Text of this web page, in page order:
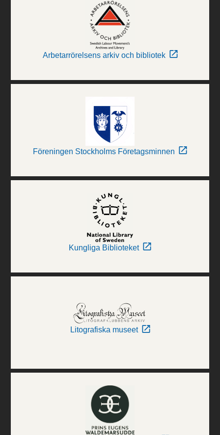
Arbetarrörelsens arkiv och bibliotek
Föreningen Stockholms Företagsminnen
Kungliga Biblioteket
Litografiska museet